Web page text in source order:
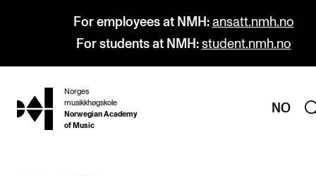
For employees at NMH: ansatt.nmh.no
For students at NMH: student.nmh.no
hjem
Norges
musikkhøgskole
Norwegian Academy
of Music
NO